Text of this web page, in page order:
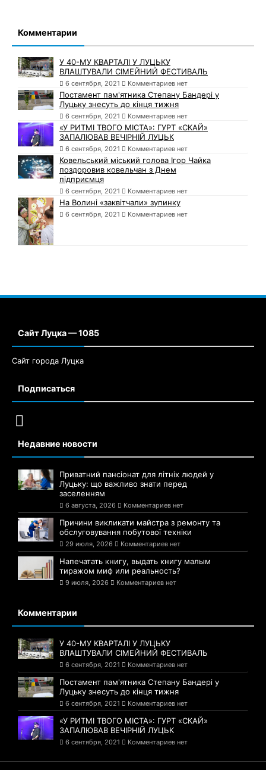
Комментарии
У 40-МУ КВАРТАЛІ У ЛУЦЬКУ
ВЛАШТУВАЛИ СІМЕЙНИЙ ФЕСТИВАЛЬ
6 сентября, 2021 Комментариев нет
Постамент пам'ятника Степану Бандері у
Луцьку знесуть до кінця тижня
6 сентября, 2021 Комментариев нет
«У РИТМІ ТВОГО МІСТА»: ГУРТ «СКАЙ»
ЗАПАЛЮВАВ ВЕЧІРНІЙ ЛУЦЬК
6 сентября, 2021 Комментариев нет
Ковельський міський голова Ігор Чайка
поздоровив ковельчан з Днем
підприємця
6 сентября, 2021 Комментариев нет
На Волині «заквітчали» зупинку
6 сентября, 2021 Комментариев нет
Сайт Луцка — 1085
Сайт города Луцка
Подписаться
Недавние новости
Приватний пансіонат для літніх людей у
Луцьку: що важливо знати перед
заселенням
6 августа, 2026 Комментариев нет
Причини викликати майстра з ремонту та
обслуговування побутової техніки
29 июля, 2026 Комментариев нет
Напечатать книгу, выдать книгу малым
тиражом миф или реальность?
9 июля, 2026 Комментариев нет
Комментарии
У 40-МУ КВАРТАЛІ У ЛУЦЬКУ
ВЛАШТУВАЛИ СІМЕЙНИЙ ФЕСТИВАЛЬ
6 сентября, 2021 Комментариев нет
Постамент пам'ятника Степану Бандері у
Луцьку знесуть до кінця тижня
6 сентября, 2021 Комментариев нет
«У РИТМІ ТВОГО МІСТА»: ГУРТ «СКАЙ»
ЗАПАЛЮВАВ ВЕЧІРНІЙ ЛУЦЬК
6 сентября, 2021 Комментариев нет